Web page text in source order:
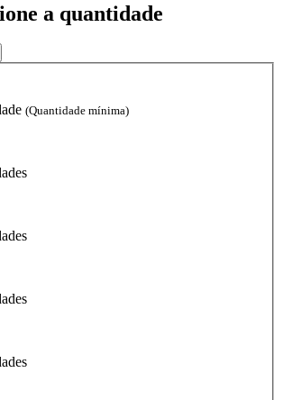
a quantidade
(Quantidade mínima)